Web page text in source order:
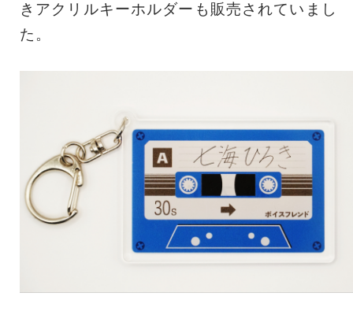
きアクリルキーホルダーも販売されていまし
た。